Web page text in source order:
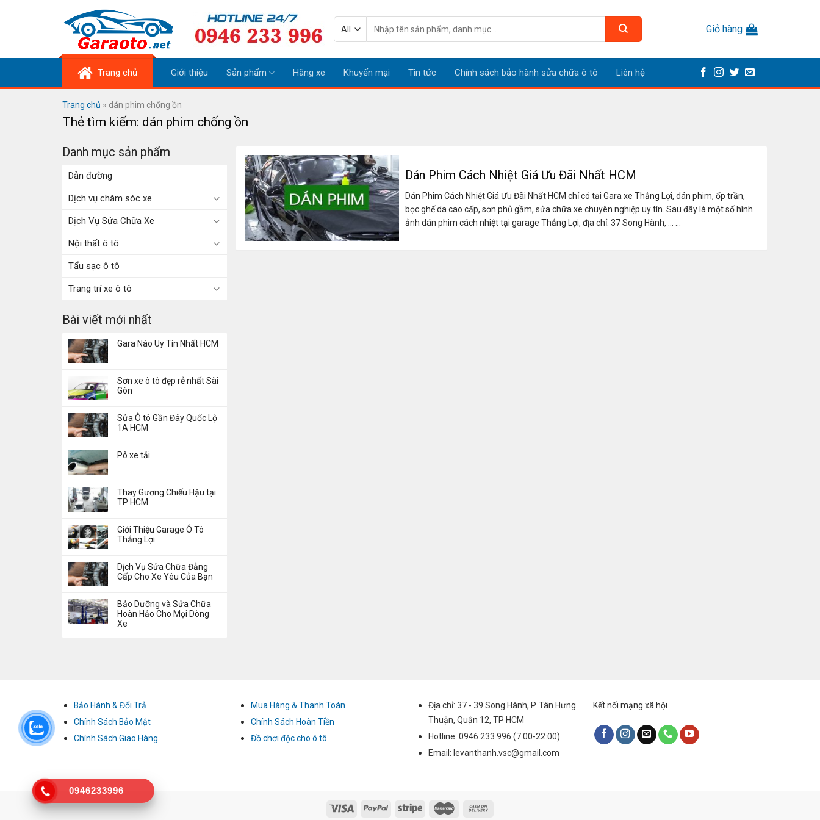
kiếm:
Giỏ hàng
Trang chủ Giới thiệu Sản phẩm Hãng xe Khuyến mại Tin tức Chính sách bảo hành sửa chữa ô tô Liên hệ
Trang chủ » dán phim chống ồn
Thẻ tìm kiếm: dán phim chống ồn
Danh mục sản phẩm
Dẫn đường
Dịch vụ chăm sóc xe
Dịch Vụ Sửa Chữa Xe
Nội thất ô tô
Tẩu sạc ô tô
Trang trí xe ô tô
Bài viết mới nhất
Gara Nào Uy Tín Nhất HCM
Sơn xe ô tô đẹp rẻ nhất Sài
Gòn
Sửa Ô tô Gần Đây Quốc Lộ
1A HCM
Pô xe tải
Thay Gương Chiếu Hậu tại
TP HCM
Giới Thiệu Garage Ô Tô
Thắng Lợi
Dịch Vụ Sửa Chữa Đẳng
Cấp Cho Xe Yêu Của Bạn
Bảo Dưỡng và Sửa Chữa
Hoàn Hảo Cho Mọi Dòng
Xe
Dán Phim Cách Nhiệt Giá Ưu Đãi Nhất HCM
Dán Phim Cách Nhiệt Giá Ưu Đãi Nhất HCM chỉ có tại Gara xe Thắng Lợi, dán phim, ốp trần,
bọc ghế da cao cấp, sơn phủ gầm, sửa chữa xe chuyên nghiệp uy tín. Sau đây là một số hình
ảnh dán phim cách nhiệt tại garage Thắng Lợi, địa chỉ: 37 Song Hành, ... ...
Bảo Hành & Đổi Trả
Chính Sách Bảo Mật
Chính Sách Giao Hàng
Mua Hàng & Thanh Toán
Chính Sách Hoàn Tiền
Đồ chơi độc cho ô tô
Địa chỉ: 37 - 39 Song Hành, P. Tân Hưng
Thuận, Quận 12, TP HCM
Hotline: 0946 233 996 (7:00-22:00)
Email: levanthanh.vsc@gmail.com
Kết nối mạng xã hội
0946233996